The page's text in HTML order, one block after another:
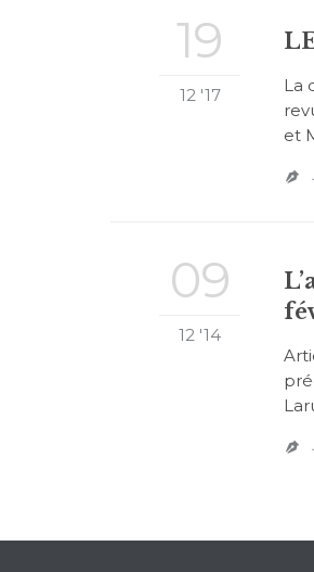
19
12 '17
La
et

09
12 '14
